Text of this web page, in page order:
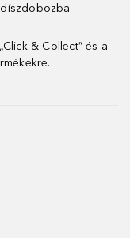
díszdobozba
& Collect” és a